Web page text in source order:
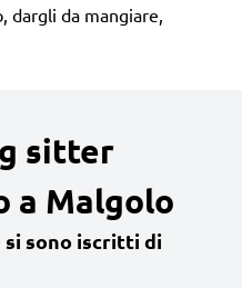
dargli da mangiare,
sitter
a Malgolo
si sono iscritti di